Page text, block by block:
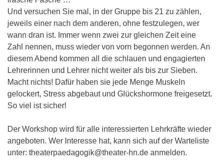
Und versuchen Sie mal, in der Gruppe bis 21 zu zählen,
jeweils einer nach dem anderen, ohne festzulegen, wer
wann dran ist. Immer wenn zwei zur gleichen Zeit eine
Zahl nennen, muss wieder von vorn begonnen werden. An
diesem Abend kommen all die schlauen und engagierten
Lehrerinnen und Lehrer nicht weiter als bis zur Sieben.
Macht nichts! Dafür haben sie jede Menge Muskeln
gelockert, Stress abgebaut und Glückshormone freigesetzt.
So viel ist sicher!
Der Workshop wird für alle interessierten Lehrkräfte wieder
angeboten. Wer Interesse hat, kann sich auf der Warteliste
unter: theaterpaedagogik@theater-hn.de anmelden.